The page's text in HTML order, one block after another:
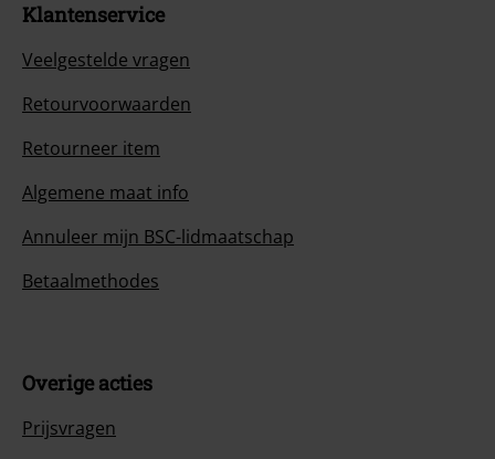
Klantenservice
Veelgestelde vragen
Retourvoorwaarden
Retourneer item
Algemene maat info
Annuleer mijn BSC-lidmaatschap
Betaalmethodes
Overige acties
Prijsvragen